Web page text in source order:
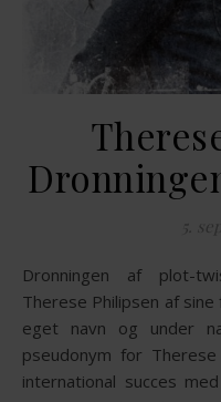
5.
Dronningen af plot-twists. Sådan omtales forfatter
Therese Philipsen af
eget navn og under
pseudonym for
international succes